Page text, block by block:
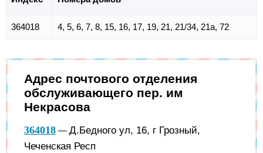
364018 4, 5, 6, 7, 8, 15, 16, 17, 19, 21, 21/34, 21а, 72
Адрес почтового отделения
обслуживающего пер. им
Некрасова
364018 — Д.Бедного ул, 16, г Грозный,
Чеченская Респ